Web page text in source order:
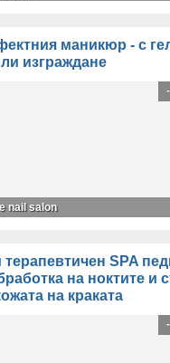
маникюр - с
изграждане
nail salon
SPA
на ноктите и
на краката